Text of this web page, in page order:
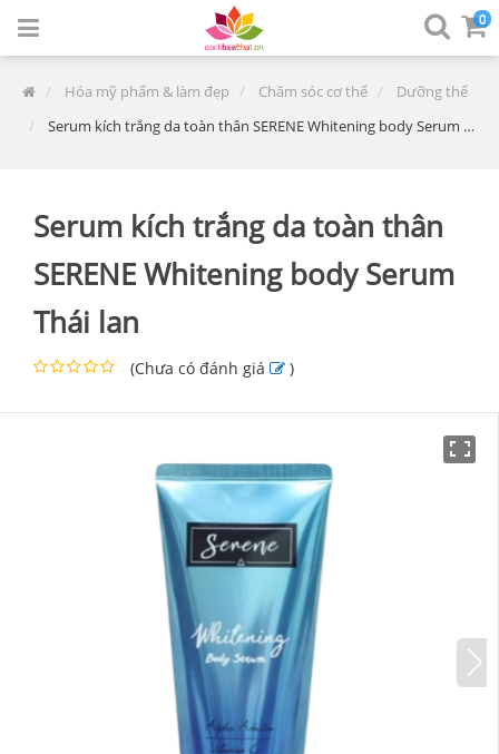
0
Hóa mỹ phẩm & làm đẹp Chăm sóc cơ thể
Dưỡng thể
Serum kích trắng da toàn thân SERENE Whitening body Serum Thái lan
Serum kích trắng da toàn thân
SERENE Whitening body Serum
Thái lan
(Chưa có đánh giá )